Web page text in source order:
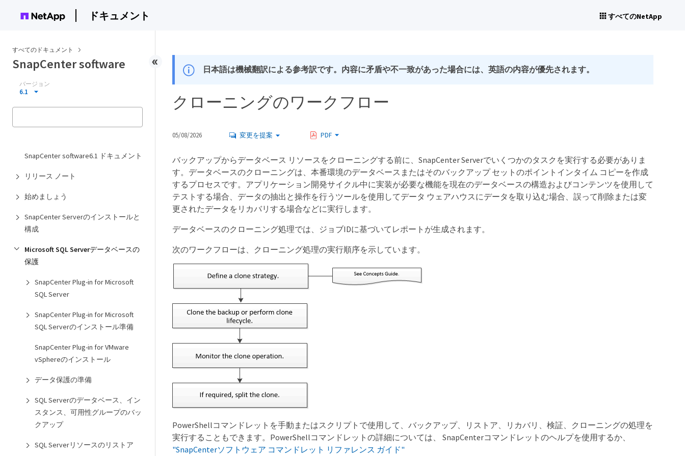
ドキュメント すべてのNetApp
すべてのドキュメント
SnapCenter software
バージョン
6.1
SnapCenter software6.1 ドキュメント
リリース ノート
始めましょう
SnapCenter Serverのインストールと
構成
Microsoft SQL Serverデータベースの
保護
SnapCenter Plug-in for Microsoft
SQL Server
SnapCenter Plug-in for Microsoft
SQL Serverのインストール準備
SnapCenter Plug-in for VMware
vSphereのインストール
データ保護の準備
SQL Serverのデータベース、イン
スタンス、可用性グループのバッ
クアップ
SQL Serverリソースのリストア
日本語は機械翻訳による参考訳です。内容に矛盾や不一致があった場合には、英語の内容が優先されます。
クローニングのワークフロー
05/08/2026 変更を提案 PDF
バックアップからデータベース リソースをクローニングする前に、SnapCenter Serverでいくつかのタスクを実行する必要がありま
す。データベースのクローニングは、本番環境のデータベースまたはそのバックアップ セットのポイントインタイム コピーを作成
するプロセスです。アプリケーション開発サイクル中に実装が必要な機能を現在のデータベースの構造およびコンテンツを使用して
テストする場合、データの抽出と操作を行うツールを使用してデータ ウェアハウスにデータを取り込む場合、誤って削除または変
更されたデータをリカバリする場合などに実行します。
データベースのクローニング処理では、ジョブIDに基づいてレポートが生成されます。
次のワークフローは、クローニング処理の実行順序を示しています。
PowerShellコマンドレットを手動またはスクリプトで使用して、バックアップ、リストア、リカバリ、検証、クローニングの処理を
実行することもできます。PowerShellコマンドレットの詳細については、 SnapCenterコマンドレットのヘルプを使用するか、
"SnapCenterソフトウェア コマンドレット リファレンス ガイド"